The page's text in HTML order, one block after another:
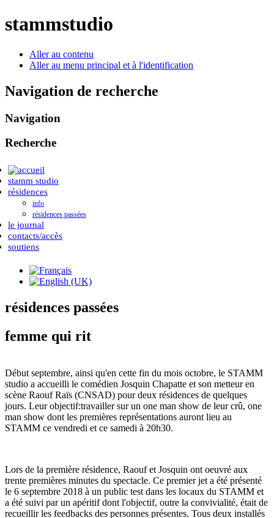
stammstudio
Aller au contenu
Aller au menu principal et à l'identification
Navigation de recherche
Navigation
Recherche
stamm studio
résidences
info
résidences passées
le journal
contacts/accès
soutiens
résidences passées
femme qui rit
Début septembre, ainsi qu'en cette fin du mois octobre, le STAMM
studio a accueilli le comédien Josquin Chapatte et son metteur en
scène Raouf Raïs (CNSAD) pour deux résidences de quelques
jours. Leur objectif:travailler sur un one man show de leur crû, one
man show dont les premières représentations auront lieu au
STAMM ce vendredi et ce samedi à 20h30.
Lors de la première résidence, Raouf et Josquin ont oeuvré aux
trente premières minutes du spectacle. Ce premier jet a été présenté
le 6 septembre 2018 à un public test dans les locaux du STAMM et
a été suivi par un apéritif dont l'objectif, outre la convivialité, était de
recueillir les feedbacks des personnes présentes. Tous deux installés